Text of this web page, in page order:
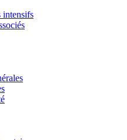
intensifs